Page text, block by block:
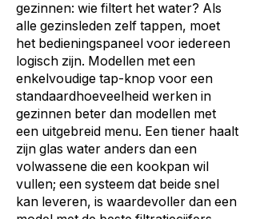
gezinnen: wie filtert het water? Als
alle gezinsleden zelf tappen, moet
het bedieningspaneel voor iedereen
logisch zijn. Modellen met een
enkelvoudige tap-knop voor een
standaardhoeveelheid werken in
gezinnen beter dan modellen met
een uitgebreid menu. Een tiener haalt
zijn glas water anders dan een
volwassene die een kookpan wil
vullen; een systeem dat beide snel
kan leveren, is waardevoller dan een